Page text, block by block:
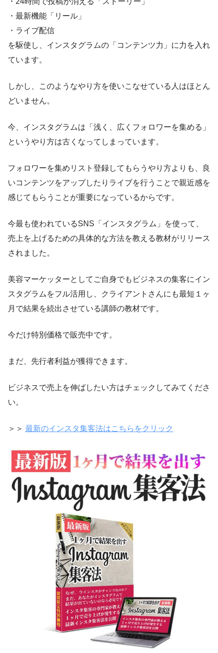
・最新機能「リール」
・ライブ配信
を駆使し、インスタグラムの「コンテンツ力」に力を入れ
ています。
しかし、このようなやり方を使いこなせている人はほとん
どいません。
今、インスタグラムは「浅く、広くフォロワーを集める」
というやり方は古くなってしまっています。
フォロワーを集めリスト登録してもらうやり方よりも、良
いコンテンツをアップしたりライブを行うことで親近感を
感じてもらうことが重要になっているからです。
今最も使われているSNS「インスタグラム」を使って、
売上を上げるための具体的な方法を教える教材がリリース
されました。
美容マーケッターとしてご自身でもビジネスの集客にイン
スタグラムをフル活用し、クライアントさんにも最短１ヶ
月で結果を続出させている講師の教材です。
今だけ特別価格で販売中です。
まだ、先行者利益が獲得できます。
ビジネスで売上を伸ばしたい方はチェックしてみてくださ
い。
＞＞ 最新のインスタ集客法はこちらをクリック